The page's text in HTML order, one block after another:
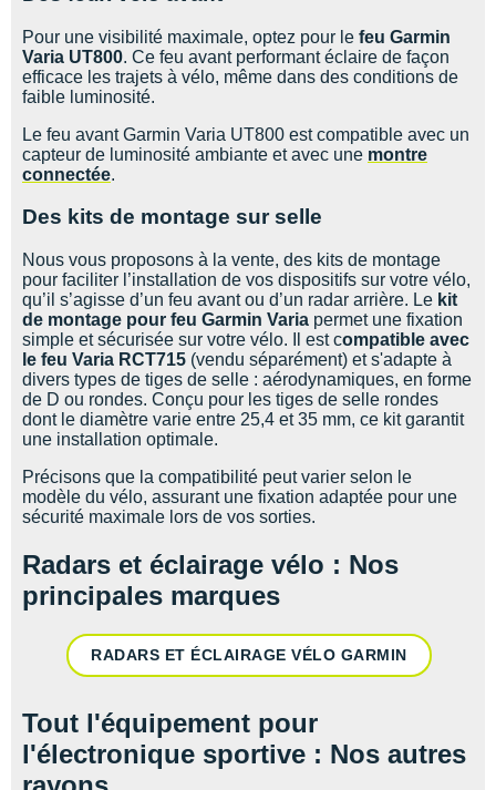
Pour une visibilité maximale, optez pour le feu Garmin
Varia UT800. Ce feu avant performant éclaire de façon
efficace les trajets à vélo, même dans des conditions de
faible luminosité.
Le feu avant Garmin Varia UT800 est compatible avec un
capteur de luminosité ambiante et avec une montre
connectée.
Des kits de montage sur selle
Nous vous proposons à la vente, des kits de montage
pour faciliter l’installation de vos dispositifs sur votre vélo,
qu’il s’agisse d’un feu avant ou d’un radar arrière. Le kit
de montage pour feu Garmin Varia permet une fixation
simple et sécurisée sur votre vélo. Il est compatible avec
le feu Varia RCT715 (vendu séparément) et s'adapte à
divers types de tiges de selle : aérodynamiques, en forme
de D ou rondes. Conçu pour les tiges de selle rondes
dont le diamètre varie entre 25,4 et 35 mm, ce kit garantit
une installation optimale.
Précisons que la compatibilité peut varier selon le
modèle du vélo, assurant une fixation adaptée pour une
sécurité maximale lors de vos sorties.
Radars et éclairage vélo : Nos
principales marques
RADARS ET ÉCLAIRAGE VÉLO GARMIN
Tout l'équipement pour
l'électronique sportive : Nos autres